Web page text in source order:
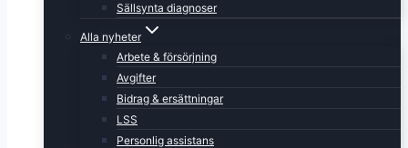
Sällsynta diagnoser
Alla nyheter
Arbete & försörjning
Avgifter
Bidrag & ersättningar
LSS
Personlig assistans